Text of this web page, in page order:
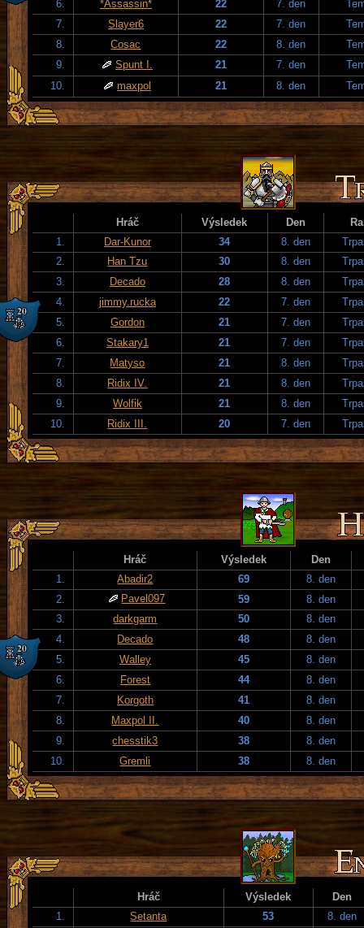
6.
*Assassin* 22 7. den
7.
Slayer6 22 7. den
8.
Cosac 22 8. den
9.
Spunt I. 21 7. den
10.
maxpol 21 8. den
Hráč Výsledek Den
1.
Dar-Kunor 34 8. den
2.
Han Tzu 30 8. den
3.
Decado 28 8. den
4.
jimmy.rucka 22 7. den
5.
Gordon 21 7. den
6.
Stakary1 21 7. den
7.
Matyso 21 8. den
8.
Ridix IV. 21 8. den
9.
Wolfik 21 8. den
10.
Ridix III. 20 7. den
Hráč Výsledek
Den
1.
Abadir2 69
8. den
2.
Pavel097 59
8. den
3.
darkgarm 50
8. den
4.
Decado 48
8. den
5.
Walley 45
8. den
6.
Forest 44
8. den
7.
Korgoth 41
8. den
8.
Maxpol II. 40
8. den
9.
chesstik3 38
8. den
10.
Gremli 38 8. den
Hráč Výsledek
Den
1.
Setanta 53
8. den